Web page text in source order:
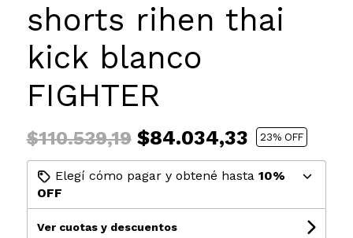
shorts rihen thai
kick blanco
FIGHTER
$110.539,19$84.034,33 23% OFF
Elegí cómo pagar y obtené hasta 10%
OFF
Ver cuotas y descuentos